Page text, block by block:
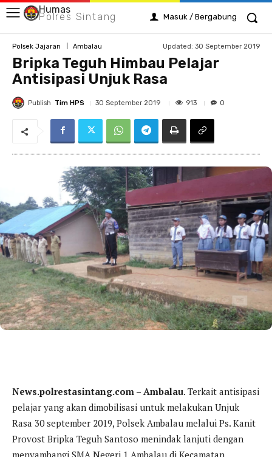
Humas
Polres Sintang Masuk / Bergabung
Polsek Jajaran Ambalau Updated: 30 September 2019
Bripka Teguh Himbau Pelajar
Antisipasi Unjuk Rasa
Publish Tim HPS 30 September 2019 913 0
News.polrestasintang.com – Ambalau. Terkait antisipasi
pelajar yang akan dimobilisasi untuk melakukan Unjuk
Rasa 30 september 2019, Polsek Ambalau melalui Ps. Kanit
Provost Bripka Teguh Santoso menindak lanjuti dengan
menyambangi SMA Negeri 1 Ambalau di Kecamatan